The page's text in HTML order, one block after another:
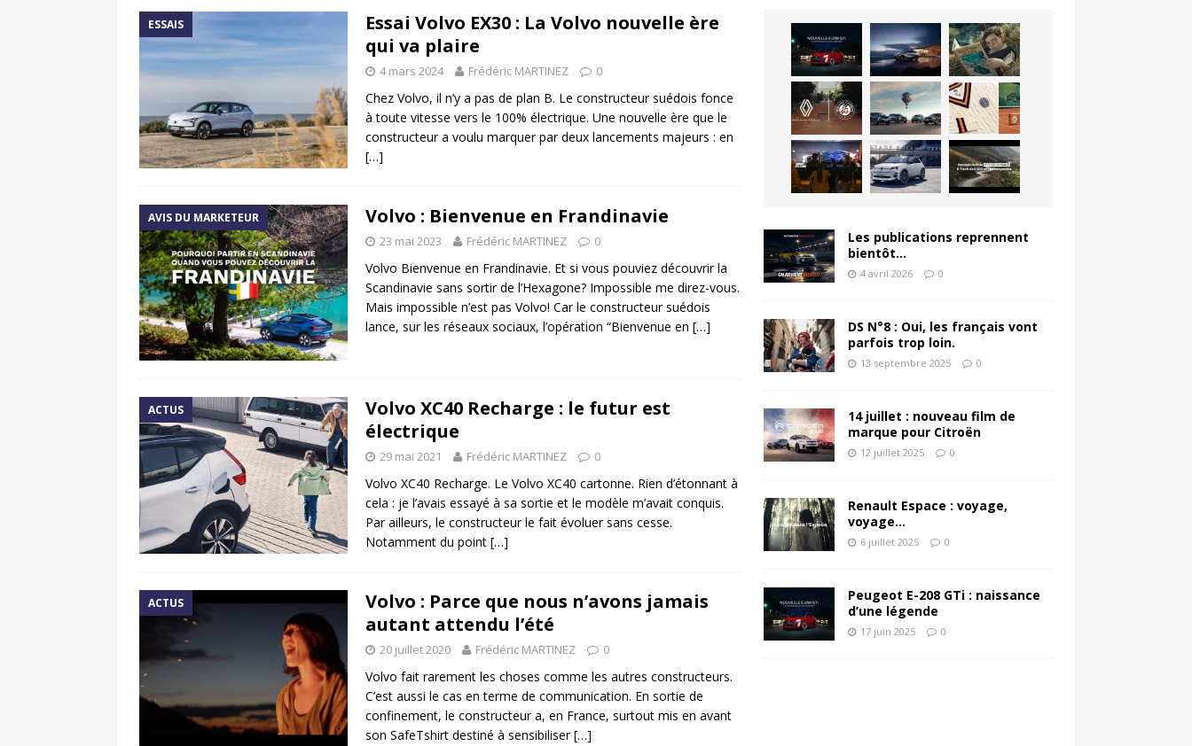
ESSAIS
Essai Volvo EX30 : La Volvo nouvelle ère
qui va plaire
4 mars 2024 Frédéric MARTINEZ 0
Chez Volvo, il n’y a pas de plan B. Le constructeur suédois fonce
à toute vitesse vers le 100% électrique. Une nouvelle ère que le
constructeur a voulu marquer par deux lancements majeurs : en
[…]
AVIS DU MARKETEUR Volvo : Bienvenue en Frandinavie
23 mai 2023 Frédéric MARTINEZ 0
Volvo Bienvenue en Frandinavie. Et si vous pouviez découvrir la
Scandinavie sans sortir de l’Hexagone? Impossible me direz-vous.
Mais impossible n’est pas Volvo! Car le constructeur suédois
lance, sur les réseaux sociaux, l’opération “Bienvenue en […]
ACTUS
Volvo XC40 Recharge : le futur est
électrique
29 mai 2021 Frédéric MARTINEZ 0
Volvo XC40 Recharge. Le Volvo XC40 cartonne. Rien d’étonnant à
cela : je l’avais essayé à sa sortie et le modèle m’avait conquis.
Par ailleurs, le constructeur le fait évoluer sans cesse.
Notamment du point […]
ACTUS
Volvo : Parce que nous n’avons jamais
autant attendu l’été
20 juillet 2020 Frédéric MARTINEZ 0
Volvo fait rarement les choses comme les autres constructeurs.
C’est aussi le cas en terme de communication. En sortie de
confinement, le constructeur a, en France, surtout mis en avant
son SafeTshirt destiné à sensibiliser[…]
Les publications reprennent
bientôt…
4 avril 2026 0
DS N°8 : Oui, les français vont
parfois trop loin.
13 septembre 2025 0
14 juillet : nouveau film de
marque pour Citroën
12 juillet 2025 0
Renault Espace : voyage,
voyage…
6 juillet 2025 0
Peugeot E-208 GTi : naissance
d’une légende
17 juin 2025 0